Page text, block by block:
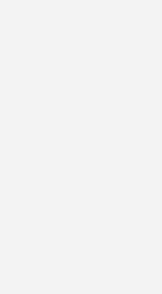
to-Heat-
mehr
Betrieb.“
Revolution in